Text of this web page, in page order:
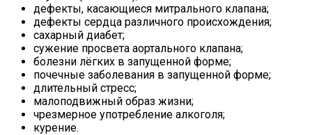
дефекты, касающиеся митрального клапана;
дефекты сердца различного происхождения;
сахарный диабет;
сужение просвета аортального клапана;
болезни лёгких в запущенной форме;
почечные заболевания в запущенной форме;
длительный стресс;
малоподвижный образ жизни;
чрезмерное употребление алкоголя;
курение.